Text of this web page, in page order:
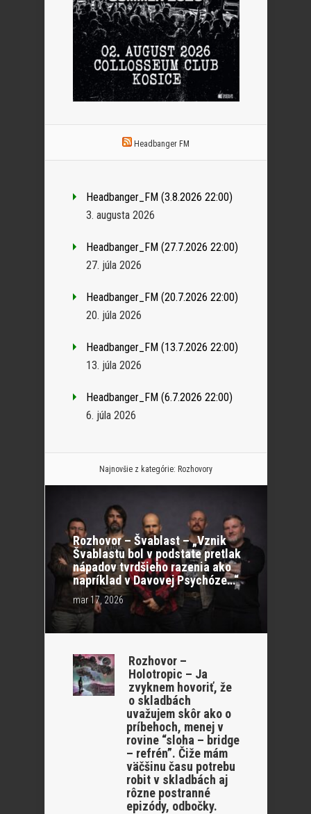
Headbanger FM
Headbanger_FM (3.8.2026 22:00)
3. augusta 2026
Headbanger_FM (27.7.2026 22:00)
27. júla 2026
Headbanger_FM (20.7.2026 22:00)
20. júla 2026
Headbanger_FM (13.7.2026 22:00)
13. júla 2026
Headbanger_FM (6.7.2026 22:00)
6. júla 2026
Najnovšie z kategórie: Rozhovory
Rozhovor – Švablast – „Vznik
Švablastu bol v podstate pretlak
nápadov tvrdšieho razenia ako
napríklad v Davovej Psychóze…“
mar 17, 2026
Rozhovor –
Holotropic – Ja
zvyknem hovoriť, že
o skladbách
uvažujem skôr ako o
príbehoch, menej v
rovine “sloha – bridge
– refrén”. Čiže mám
väčšinu času potrebu
robit v skladbách aj
rôzne postranné
epizódy, odbočky.